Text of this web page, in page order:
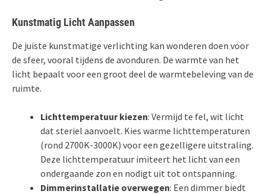
Kunstmatig Licht Aanpassen
De juiste kunstmatige verlichting kan wonderen doen voor
de sfeer, vooral tijdens de avonduren. De warmte van het
licht bepaalt voor een groot deel de warmtebeleving van de
ruimte.
Lichttemperatuur kiezen: Vermijd te fel, wit licht
dat steriel aanvoelt. Kies warme lichttemperaturen
(rond 2700K-3000K) voor een gezelligere uitstraling.
Deze lichttemperatuur imiteert het licht van een
ondergaande zon en nodigt uit tot ontspanning.
Dimmerinstallatie overwegen: Een dimmer biedt